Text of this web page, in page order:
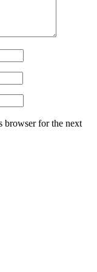
browser for the next